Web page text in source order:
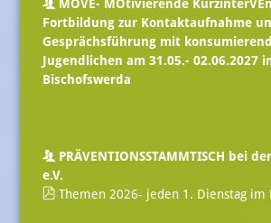
MOVE- MOtivierende
Fortbildung zur Kontaktaufnahme
Gesprächsführung mit
Jugendlichen am 31.05.- 02.06.2027
Bischofswerda
PRÄVENTIONSSTAMMTISCH bei
e.V.
Themen 2026- jeden 1. Dienstag im